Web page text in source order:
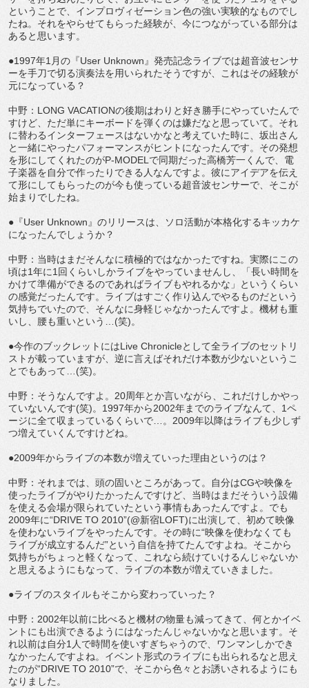
ということで、インプロヴィゼーション色の強い実験的なものでし
たね。それをやらせてもらった経験が、今につながっている部分は
あると思います。
●1997年1月の『User Unknown』発売記念ライブでは超音波センサ
ーを手刀で切る演奏法を用いられたそうですが、これはその経験が
元になっている？
中野：LONG VACATIONの後期はわりと好き勝手にやっていたんで
すけど、ただ単にキーボードを弾くのは嫌だなと思っていて。それ
に替わるインターフェースはないかなと考えていた時に、坂出さん
と一緒にやったパフォーマンスがヒントになったんです。その発想
を形にしてくれたのがP-MODELで同期だった高橋芳一くんで、電
子楽器を自分で作ったりできる人なんですよ。彼にアイデアを伝え
て形にしてもらったのが今も使っている超音波センサーで、そこが
始まりでしたね。
●『User Unknown』のリリースは、ソロ活動が本格化するキッカケ
になったんでしょうか？
中野：当時はまだそんなに積極的ではなかったですね。実際にこの
頃は1年に1回くらいしかライブをやっていませんし、「長い時間を
かけて準備ができるのであればライブもやれるかな」というくらい
の感覚だったんです。ライブはすごく作り込んでやるものだという
気持ちでいたので、そんなに身軽じゃなかったんですよ。機材も重
いし、腰も重いという…(笑)。
●今作のブックレットにはLive Chronicleとして全ライブのセットリ
ストが載っていますが、逆に言えばそれだけ本数が少ないというこ
とでもあって…(笑)。
中野：そうなんですよ。20周年とか言いながら、これだけしかやっ
ていないんです(笑)。1997年から2002年までのライブなんて、1ペ
ージに全て収まっているくらいで…。2009年以降はライブも少しず
つ増えていくんですけどね。
●2009年からライブの本数が増えていった理由というのは？
中野：それまでは、頭の固いところがあって。自分はCGや映像を
使ったライブがやりたかったんですけど、当時はまだそういう設備
を使える会場が限られていたという事情もあったんですよ。でも
2009年に“DRIVE TO 2010”(@新宿LOFT)に出演して、初めて映像
を使わないライブをやったんです。その時に“映像を使わなくても
ライブが成立するんだ”という自信を持てたんですよね。そこから
気持ちがちょっと軽くなって、これなら続けていけるんじゃないか
と思えるようにもなって、ライブの本数が増えていきました。
●ライブのスタイルもそこから変わっていった？
中野：2002年以前に比べると機材の物量も減ってきて、何とかイベ
ントにも出演できるようにはなったんじゃないかなと思います。そ
れ以前は自分1人で時間を使いすぎちゃうので、ワンマンしかでき
なかったんですよね。イベント形式のライブにも出られるなと思え
たのが“DRIVE TO 2010”で、そこから色々とお誘いされるようにも
なりました。